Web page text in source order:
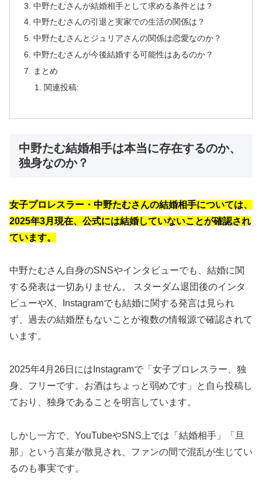
中野たむさんが結婚相手として求める条件とは？
中野たむさんの引退と実家での生活の関係は？
中野たむさんとジュリアさんの関係は恋愛なのか？
中野たむさんが今後結婚する可能性はあるのか？
まとめ
関連投稿:
中野たむ結婚相手は本当に存在するのか、
独身なのか？
女子プロレスラー・中野たむさんの結婚相手については、
2025年3月現在、公式には結婚していないことが確認され
ています。
中野たむさん自身のSNSやインタビューでも、結婚に関
する発表は一切ありません。 スターダム退団後のインタ
ビューやX、Instagramでも結婚に関する発言は見られ
ず、過去の結婚歴もないことが複数の情報源で確認されて
います。
2025年4月26日にはInstagramで「女子プロレスラー、独
身、フリーです。お酒はちょっと弱めです」と自ら投稿し
ており、独身であることを明言しています。
しかし一方で、YouTubeやSNS上では「結婚相手」「旦
那」という言葉が散見され、ファンの間で混乱が生じてい
るのも事実です。